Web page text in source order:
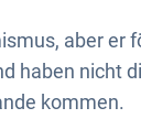
aber er
haben nicht
kommen.